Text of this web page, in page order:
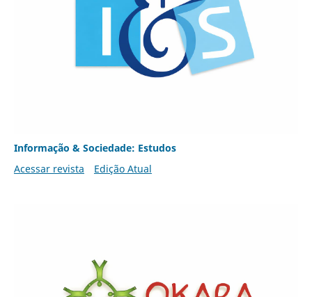
Informação & Sociedade: Estudos
Acessar revista
Edição Atual